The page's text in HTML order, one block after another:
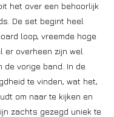
het over een behoorlijk
De set begint heel
loop, vreemde hoge
er overheen zijn wel
de vorige band. In de
te vinden, wat het,
om naar te kijken en
zachts gezegd uniek te